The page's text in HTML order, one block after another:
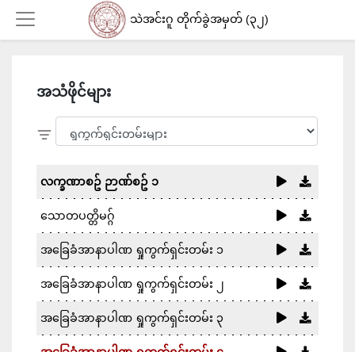
သဲအင်းဂူ တိုက်ခွဲအမှတ် (၃၂)
အသံဖိုင်များ
လက္ခဏာစဥ် ဉာဏ်စဥ် ၁
သောတပတ္တိမဂ္ဂ်
အခြေခံအာနာပါဏ ရှုကွက်ရှင်းတမ်း ၁
အခြေခံအာနာပါဏ ရှုကွက်ရှင်းတမ်း ၂
အခြေခံအာနာပါဏ ရှုကွက်ရှင်းတမ်း ၃